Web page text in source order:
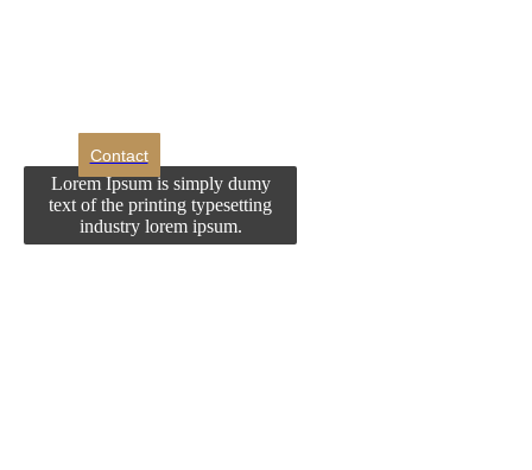
Contact
Lorem Ipsum is simply dumy
text of the printing typesetting
industry lorem ipsum.